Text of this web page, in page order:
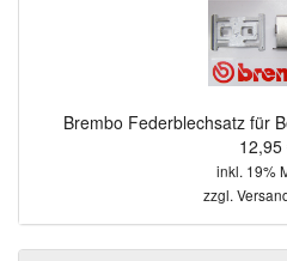
Brembo Federblechsatz für
12,95
inkl. 19%
zzgl.